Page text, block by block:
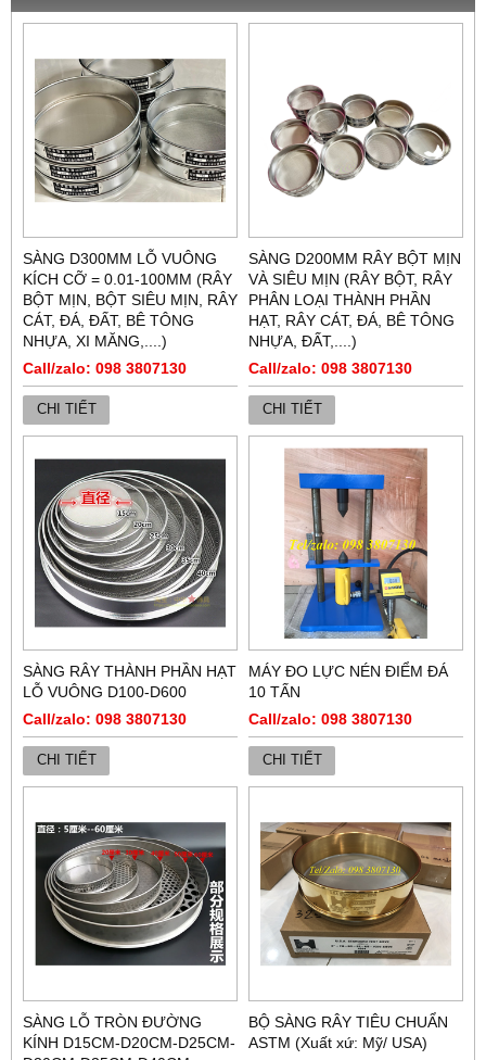
SÀNG D300MM LỖ VUÔNG
KÍCH CỠ = 0.01-100MM (RÂY
BỘT MỊN, BỘT SIÊU MỊN, RÂY
CÁT, ĐÁ, ĐẤT, BÊ TÔNG
NHỰA, XI MĂNG,....)
Call/zalo: 098 3807130
CHI TIẾT
SÀNG D200MM RÂY BỘT MỊN
VÀ SIÊU MỊN (RÂY BỘT, RÂY
PHÂN LOẠI THÀNH PHẦN
HẠT, RÂY CÁT, ĐÁ, BÊ TÔNG
NHỰA, ĐẤT,....)
Call/zalo: 098 3807130
CHI TIẾT
SÀNG RÂY THÀNH PHẦN HẠT
LỖ VUÔNG D100-D600
Call/zalo: 098 3807130
CHI TIẾT
MÁY ĐO LỰC NÉN ĐIỂM ĐÁ
10 TẤN
Call/zalo: 098 3807130
CHI TIẾT
SÀNG LỖ TRÒN ĐƯỜNG
KÍNH D15CM-D20CM-D25CM-
BỘ SÀNG RÂY TIÊU CHUẨN
ASTM (Xuất xứ: Mỹ/ USA)